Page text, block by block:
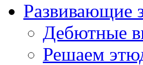
Развивающие
Дебютные
Решаем